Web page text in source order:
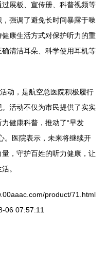
展板、宣传册、科普视频等
强调了避免长时间暴露于噪
康生活方式对保护听力的重
清洁耳朵、科学使用耳机等
动，是航空总医院积极履行
活动不仅为市民提供了实实
健康科普，推动了“早发
。医院表示，未来将继续开
，守护百姓的听力健康，让
。
product/71.html
06 07:57:11